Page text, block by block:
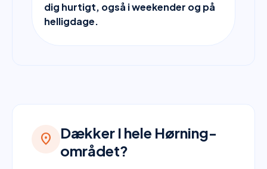
dig hurtigt, også i weekender og på
helligdage.
location_on
Dækker I hele Hørning-
området?